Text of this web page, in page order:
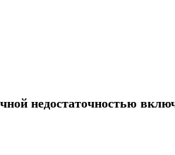
недостаточностью